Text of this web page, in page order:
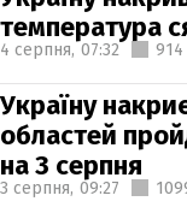
температура
4 серпня, 07:32 914
Україну
областей
на 3 серпня
3 серпня, 09:27